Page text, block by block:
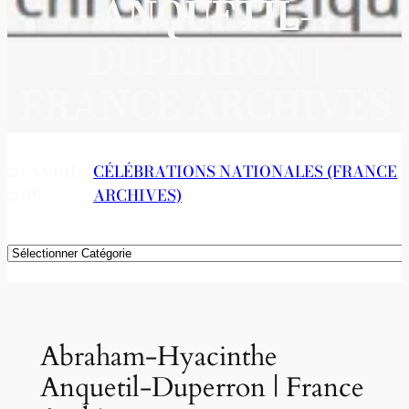
ANQUETIL-
CÉLÉBRATIONS NATIONALES (FRANCE
ARCHIVES)
Catégories
Abraham-Hyacinthe
Anquetil-Duperron | France